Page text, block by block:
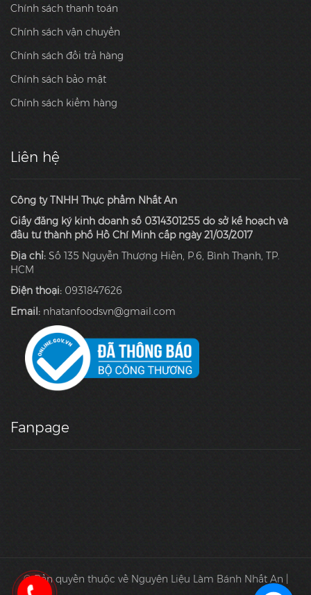
Chính sách thanh toán
Chính sách vận chuyển
Chính sách đổi trả hàng
Chính sách bảo mật
Chính sách kiểm hàng
Liên hệ
Công ty TNHH Thực phẩm Nhất An
Giấy đăng ký kinh doanh số 0314301255 do sở kế hoạch và
đầu tư thành phố Hồ Chí Minh cấp ngày 21/03/2017
Địa chỉ: Số 135 Nguyễn Thượng Hiền, P.6, Bình Thạnh, TP.
HCM
Điện thoại: 0931847626
Email: nhatanfoodsvn@gmail.com
Fanpage
© Bản quyền thuộc về Nguyên Liệu Làm Bánh Nhất An |